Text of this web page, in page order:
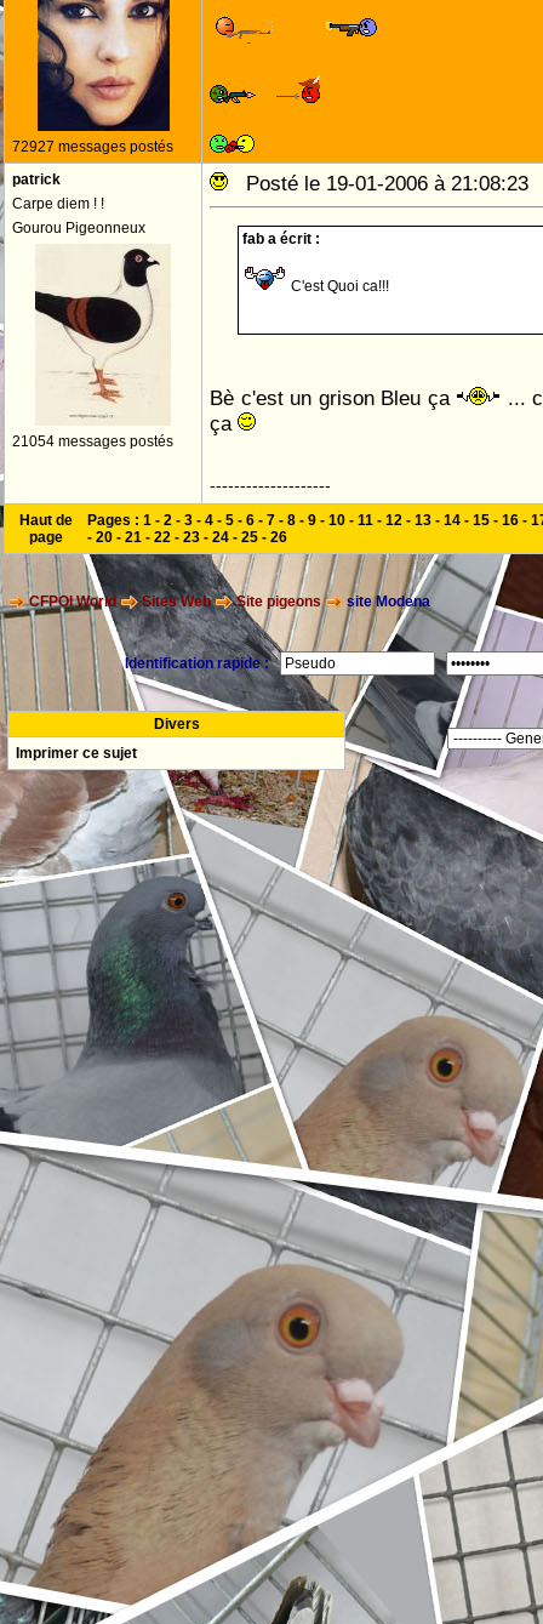
72927 messages postés
patrick
Carpe diem ! !
Gourou Pigeonneux
21054 messages postés
Posté le 19-01-2006 à
fab a écrit :
C'est Quoi ca!!!
Bè c'est un grison Bleu ça
...
ça
--------------------
Haut de
page
Pages : 1 - 2 - 3 - 4 - 5 - 6 - 7 - 8 - 9 - 10 - 11 - 12 - 13 - 14 - 15 - 16 -
- 20 - 21 - 22 - 23 - 24 - 25 - 26
CFPOI World Sites Web Site pigeons site Modena
Identification rapide :
Divers
Imprimer ce sujet